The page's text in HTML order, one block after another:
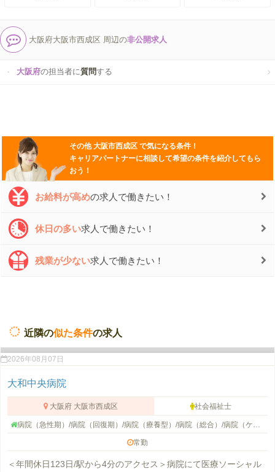
大阪府大阪市西成区 周辺の非公開求人
大阪府の担当者に質問する
その他大阪市西成区で気になる条件！
キャリアパートナーに相談して希望の条件を紹介してもら
おう！
お給料が高めの求人で働きたい！
休日の多い求人で働きたい！
残業が少ない求人で働きたい！
近隣の似た条件の求人
2026年08月07日
大和中央病院
大阪府 大阪市西成区 社会福祉士
病院（急性期）/病院（回復期）/病院（療養型）/病院（総合）/病院（ケアミックス）/病院（その他）/病院（外来）/病院
常勤
＜年間休日123日/駅から4分のアクセス＞病院にて医療ソーシャル